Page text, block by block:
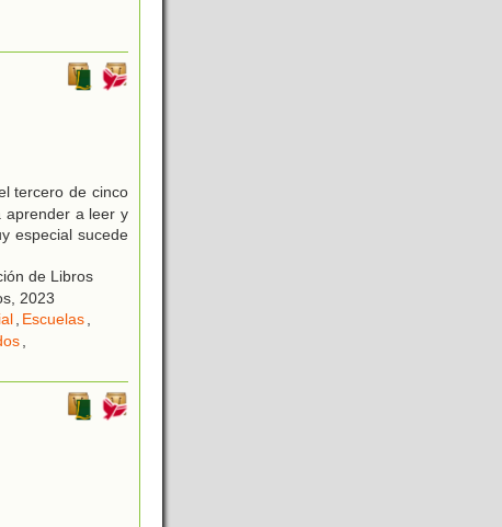
tercero de cinco
aprender a leer y
especial sucede
de Libros
2023
, Escuelas,
,